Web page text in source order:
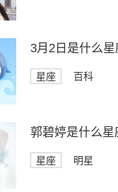
3月2日是什么星
星座 百科
郭碧婷是什么星
星座 明星